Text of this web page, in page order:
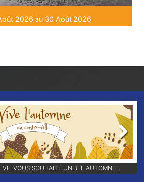
2026 au 30 Août 2026
VIE VOUS SOUHAITE UN BEL AUTOMNE !
NOS RÉSEAUX SOCIAUX ET ABONNEZ-VOUS
LOUPER DE NOS ANIMATIONS !!
Next